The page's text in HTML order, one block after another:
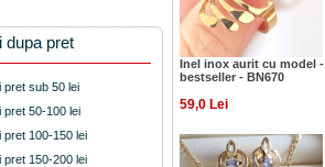
dupa pret
pret sub 50 lei
pret 50-100 lei
pret 100-150 lei
pret 150-200 lei
Inel inox aurit cu model -
bestseller - BN670
59,0 Lei